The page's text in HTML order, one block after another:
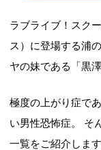
ラブライブ！スク
ス）に登場する浦
ヤの妹である「黒
極度の上がり症で
い男性恐怖症。 そ
一覧をご紹介します